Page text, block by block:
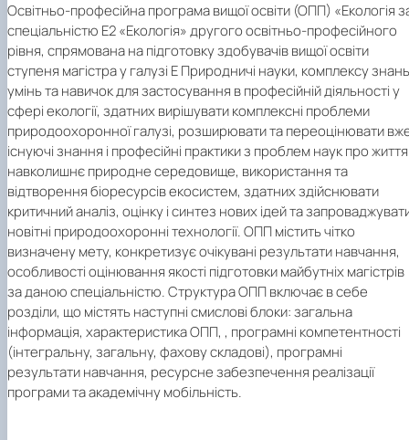
Освітньо-професійна програма вищої освіти (ОПП) «Екологія
спеціальністю Е2 «Екологія» другого освітньо-професійного
рівня, спрямована на підготовку здобувачів вищої освіти
ступеня магістра у галузі Е Природничі науки, комплексу
умінь та навичок для застосування в професійній діяльності у
сфері екології, здатних вирішувати комплексні проблеми
природоохоронної галузі, розширювати та переоцінювати
існуючі знання і професійні практики з проблем наук про життя
навколишнє природне середовище, використання та
відтворення біоресурсів екосистем, здатних здійснювати
критичний аналіз, оцінку і синтез нових ідей та
новітні природоохоронні технології. ОПП містить чітко
визначену мету, конкретизує очікувані результати навчання,
особливості оцінювання якості підготовки майбутніх магістрів
за даною спеціальністю. Структура ОПП включає в себе
розділи, що містять наступні смислові блоки: загальна
інформація, характеристика ОПП, , програмні компетентності
(інтегральну, загальну, фахову складові), програмні
результати навчання, ресурсне забезпечення реалізації
програми та академічну мобільність.